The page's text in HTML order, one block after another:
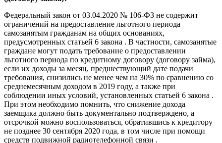
Федеральный закон от 03.04.2020 № 106-ФЗ не содержит
ограничений на предоставление льготного периода
самозанятым гражданам на общих основаниях,
предусмотренных статьей 6 закона . В частности, самозанятые
граждане могут подать требование о предоставлении
льготного периода по кредитному договору (договору займа),
если их доходы за месяц, предшествующий дате подачи
требования, снизились не менее чем на 30% по сравнению со
среднемесячным доходом в 2019 году, а также при
соблюдении иных условий, установленных статьей 6 закона .
При этом необходимо помнить, что снижение дохода
заемщика должно быть документально подтверждено, а
отсрочкой можно воспользоваться, обратившись к кредитору
не позднее 30 сентября 2020 года, в том числе при помощи
средств подвижной радиотелефонной связи .